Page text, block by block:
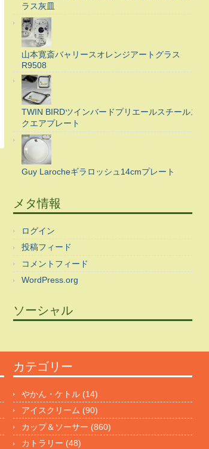
ラス灰皿
山本寛斎バャリースオレンジアートグラス
R9508
TWIN BIRDツインバードプリエールスチールス
クエアプレート
Guy Larocheギラロッシュ14cmプレート
メタ情報
ログイン
投稿フィード
コメントフィード
WordPress.org
ソーシャル
カテゴリー
やかん・ケトル (14)
アイスクリーム (90)
カップ＆ソーサー (860)
カトラリー (48)